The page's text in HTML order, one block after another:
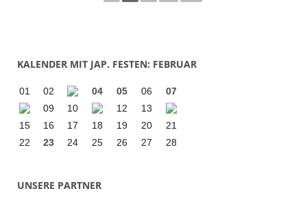
KALENDER MIT JAP. FESTEN: FEBRUAR
01 02 04 05 06
07
09
10 12
13
15
16 17 18 19 20
21
22
23 24 25 26 27 28
UNSERE PARTNER